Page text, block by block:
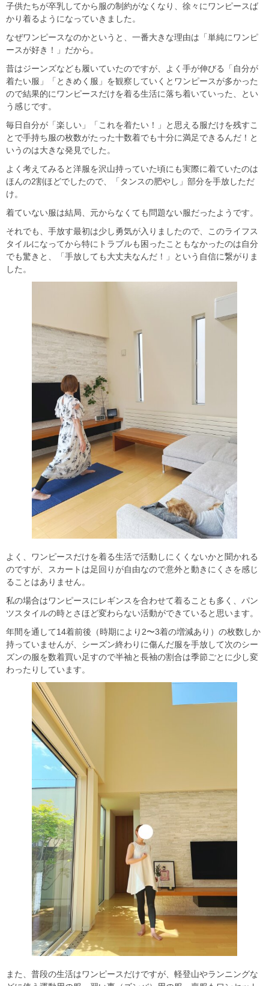
子供たちが卒乳してから服の制約がなくなり、徐々にワンピースば
かり着るようになっていきました。
なぜワンピースなのかというと、一番大きな理由は「単純にワンピ
ースが好き！」だから。
昔はジーンズなども履いていたのですが、よく手が伸びる「自分が
着たい服」「ときめく服」を観察していくとワンピースが多かった
ので結果的にワンピースだけを着る生活に落ち着いていった、とい
う感じです。
毎日自分が「楽しい」「これを着たい！」と思える服だけを残すこ
とで手持ち服の枚数がたった十数着でも十分に満足できるんだ！と
いうのは大きな発見でした。
よく考えてみると洋服を沢山持っていた頃にも実際に着ていたのは
ほんの2割ほどでしたので、「タンスの肥やし」部分を手放しただ
け。
着ていない服は結局、元からなくても問題ない服だったようです。
それでも、手放す最初は少し勇気が入りましたので、このライフス
タイルになってから特にトラブルも困ったこともなかったのは自分
でも驚きと、「手放しても大丈夫なんだ！」という自信に繋がりま
した。
よく、ワンピースだけを着る生活で活動しにくくないかと聞かれる
のですが、スカートは足回りが自由なので意外と動きにくさを感じ
ることはありません。
私の場合はワンピースにレギンスを合わせて着ることも多く、パン
ツスタイルの時とさほど変わらない活動ができていると思います。
年間を通して14着前後（時期により2〜3着の増減あり）の枚数しか
持っていませんが、シーズン終わりに傷んだ服を手放して次のシー
ズンの服を数着買い足すので半袖と長袖の割合は季節ごとに少し変
わったりしています。
また、普段の生活はワンピースだけですが、軽登山やランニングな